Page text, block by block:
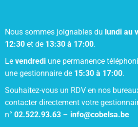
Nous sommes joignables du lundi au
12:30 et de 13:30 à 17:00.
Le vendredi une permanence
une gestionnaire de 15:30 à 17:00.
Souhaitez-vous un RDV en nos
contacter directement votre
n° 02.522.93.63 – info@cobelsa.be